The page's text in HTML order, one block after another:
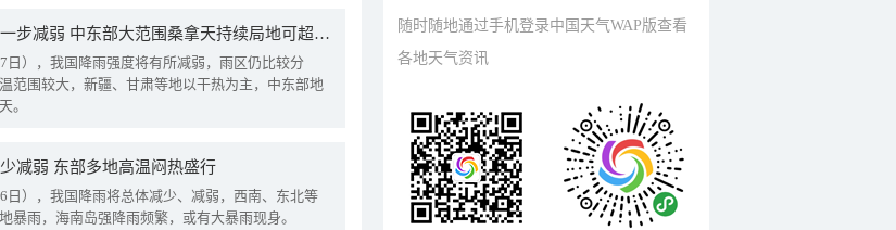
我国降雨强度进一步减弱 中东部大范围桑拿天持续局地可超38℃
日），我国降雨强度将有所减弱，雨区仍比较分
范围较大，新疆、甘肃等地以干热为主，中东部地
。
减弱 东部多地高温闷热盛行
日），我国降雨将总体减少、减弱，西南、东北等
暴雨，海南岛强降雨频繁，或有大暴雨现身。
随时随地通过手机登录中国天气WAP版查看
各地天气资讯